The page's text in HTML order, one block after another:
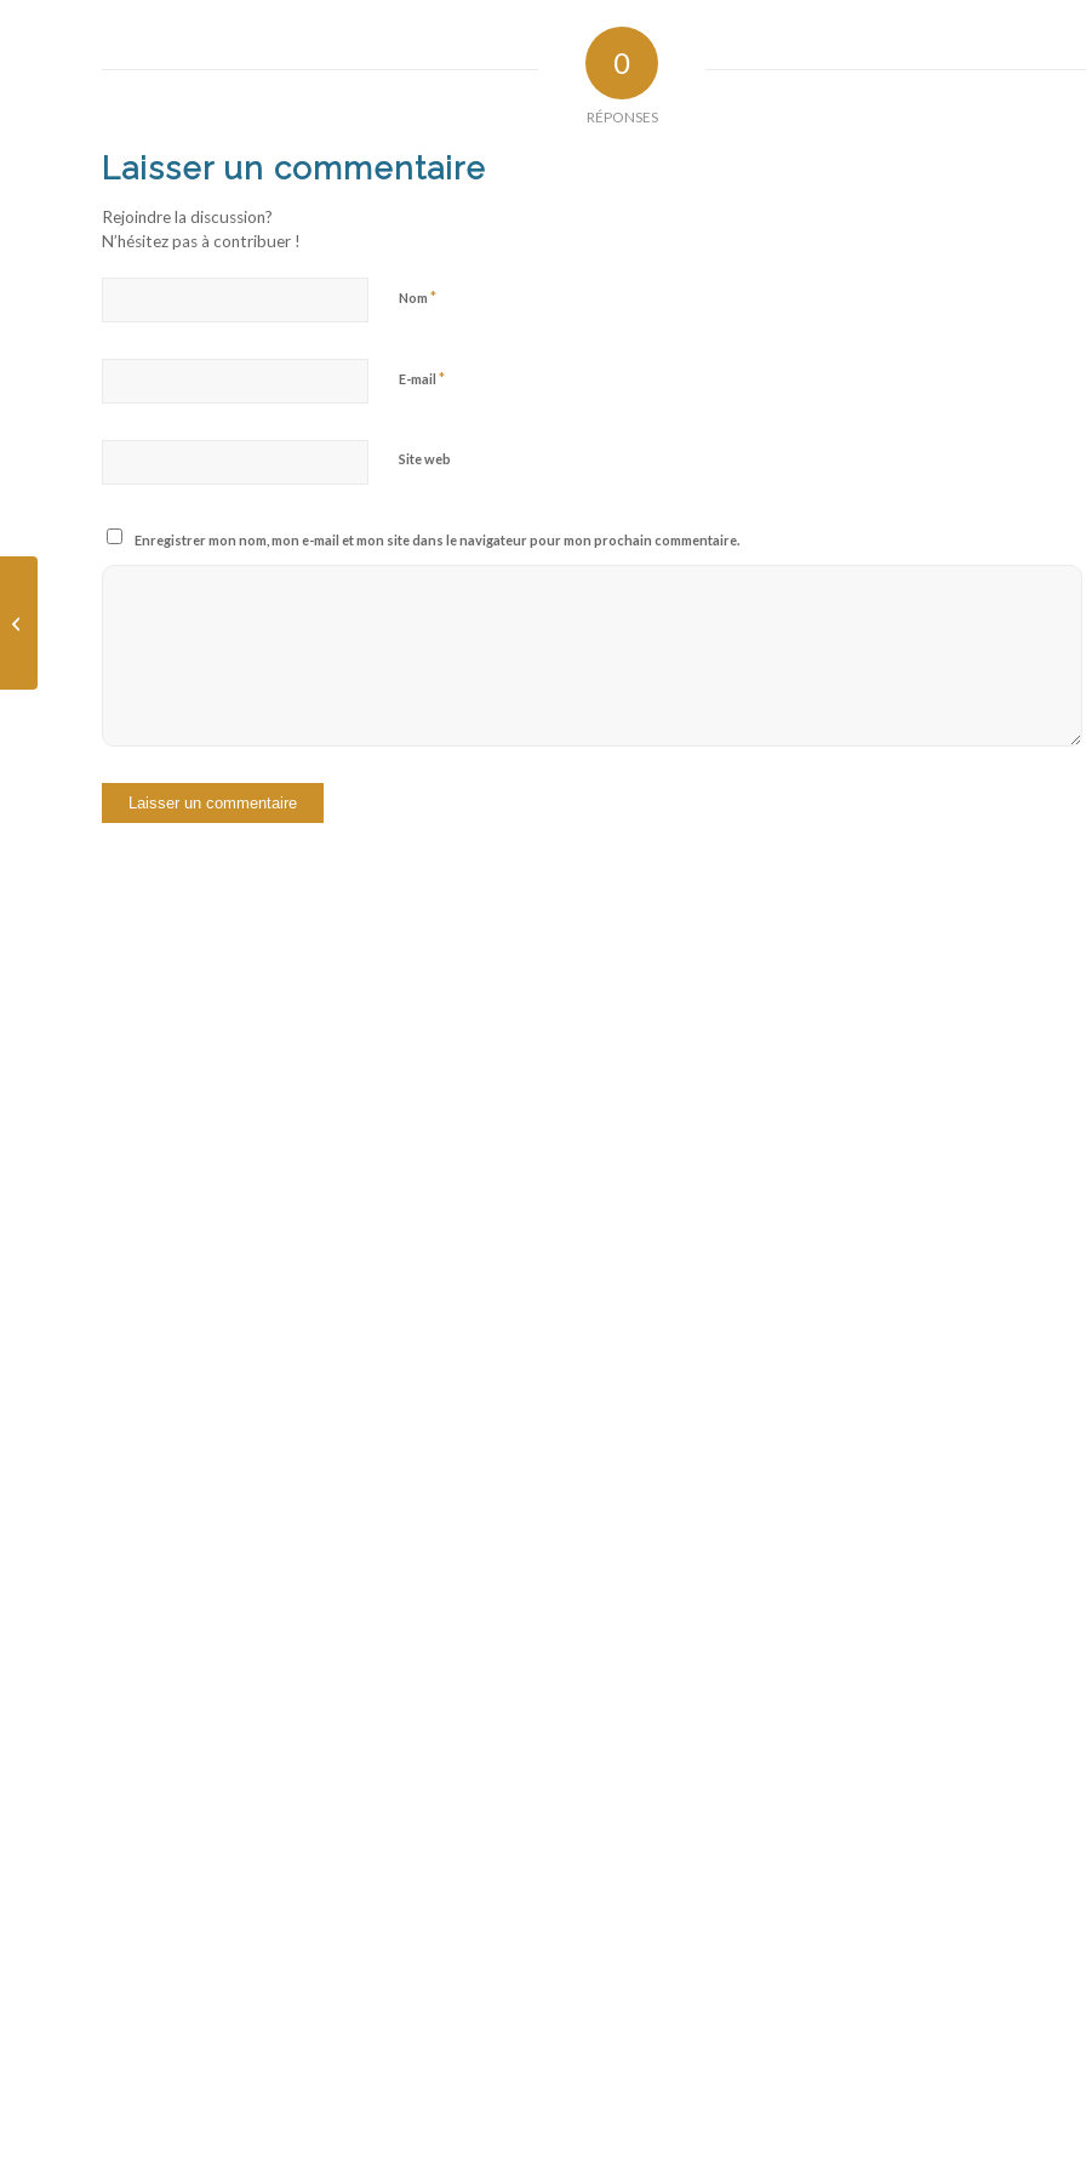
0
RÉPONSES
Laisser un commentaire
Rejoindre la discussion?
N’hésitez pas à contribuer !
Nom *
E-mail *
Site web
Enregistrer mon nom, mon e-mail et mon site dans le navigateur pour mon prochain commentaire.